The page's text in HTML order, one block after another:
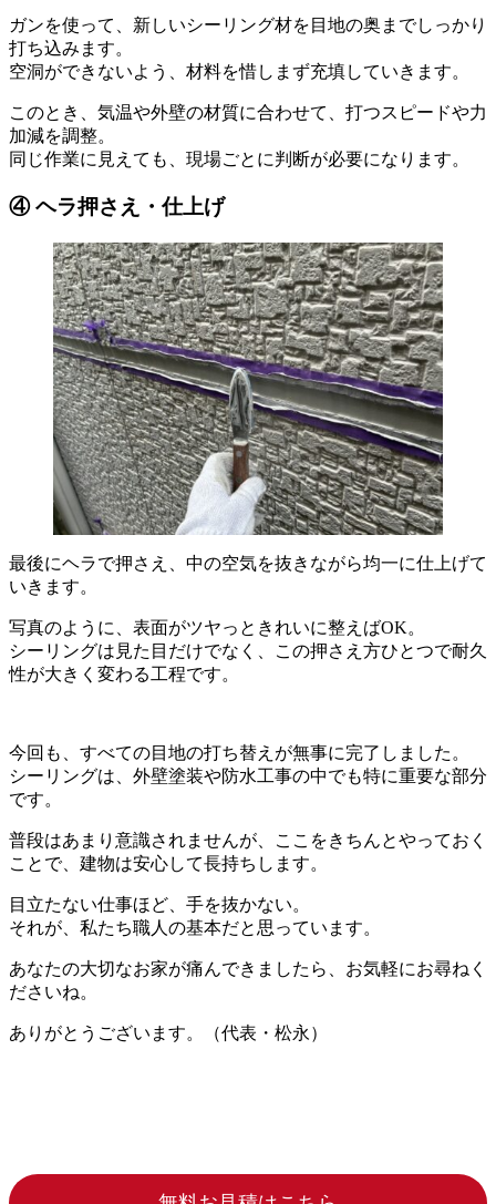
ガンを使って、新しいシーリング材を目地の奥までしっかり
打ち込みます。
空洞ができないよう、材料を惜しまず充填していきます。
このとき、気温や外壁の材質に合わせて、打つスピードや力
加減を調整。
同じ作業に見えても、現場ごとに判断が必要になります。
④ ヘラ押さえ・仕上げ
最後にヘラで押さえ、中の空気を抜きながら均一に仕上げて
いきます。
写真のように、表面がツヤっときれいに整えばOK。
シーリングは見た目だけでなく、この押さえ方ひとつで耐久
性が大きく変わる工程です。
今回も、すべての目地の打ち替えが無事に完了しました。
シーリングは、外壁塗装や防水工事の中でも特に重要な部分
です。
普段はあまり意識されませんが、ここをきちんとやっておく
ことで、建物は安心して長持ちします。
目立たない仕事ほど、手を抜かない。
それが、私たち職人の基本だと思っています。
あなたの大切なお家が痛んできましたら、お気軽にお尋ねく
ださいね。
ありがとうございます。（代表・松永）